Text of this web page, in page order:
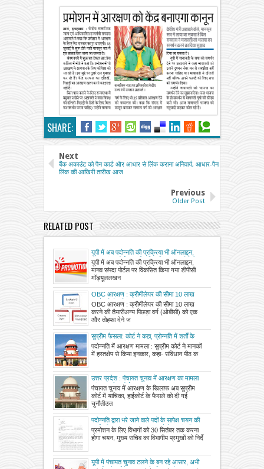
SHARE:
Next
बैंक अकाउंट को पैन कार्ड और आधार से लिंक कराना अनिवार्य, आधार-पैन
लिंक की आखिरी तारीख आज
Previous
Older Post
RELATED POST
यूपी में अब पदोन्नति की प्रक्रिया भी ऑनलाइन,
मानव संपदा पोर्टल पर विकसित किया गया डीपीसी
मॉड्यूल
यूपी में अब पदोन्नति की प्रक्रिया भी ऑनलाइन,
मानव संपदा पोर्टल पर विकसित किया गया डीपीसी
मॉड्यूललखन
OBC आरक्षण : क्रीमीलेयर की सीमा 10 लाख
करने की तैयारी
OBC आरक्षण : क्रीमीलेयर की सीमा 10 लाख
करने की तैयारीअन्य पिछड़ा वर्ग (ओबीसी) को एक
और तोहफा देने ज
सुप्रीम फैसला: कोर्ट ने कहा, प्रोन्नति में शर्तों के
साथ आरक्षण संभव
पदोन्नति में आरक्षण मामला : सुप्रीम कोर्ट ने मानकों
में हस्तक्षेप से किया इनकार, कहा- संविधान पीठ क
उत्तर प्रदेश : पंचायत चुनाव में आरक्षण का मामला
पहुंचा सुप्रीम कोर्ट
पंचायत चुनाव में आरक्षण के खिलाफ अब सुप्रीम
कोर्ट में याचिका, हाईकोर्ट के फैसले को दी गई
चुनौतीउत्त
पदोन्नति द्वारा भरे जाने वाले पदों के सापेक्ष चयन की
कार्यवाही ससमय संपन्न कराए जाने के सम्बंध में
शासन का आदेश जारी
प्रमोशन के लिए विभागों को 30 सितंबर तक करना
होगा चयन, मुख्य सचिव का विभागीय प्रमुखों को निर्दे
यूपी में पंचायत चुनाव टलने के बन रहे आसार, अभी